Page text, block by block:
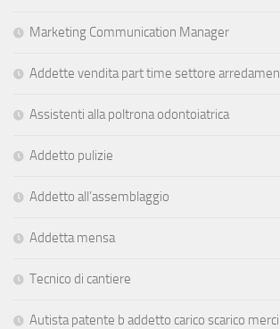
Marketing Communication Manager
Addette vendita part time settore
Assistenti alla poltrona odontoiatrica
Addetto pulizie
Addetto all’assemblaggio
Addetta mensa
Tecnico di cantiere
Autista patente b addetto carico scarico merci